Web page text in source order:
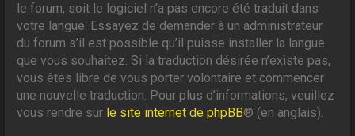
le forum, soit le logiciel n’a pas encore été traduit dans
votre langue. Essayez de demander à un administrateur
du forum s’il est possible qu’il puisse installer la langue
que vous souhaitez. Si la traduction désirée n’existe pas,
vous êtes libre de vous porter volontaire et commencer
une nouvelle traduction. Pour plus d’informations, veuillez
vous rendre sur le site internet de phpBB® (en anglais).